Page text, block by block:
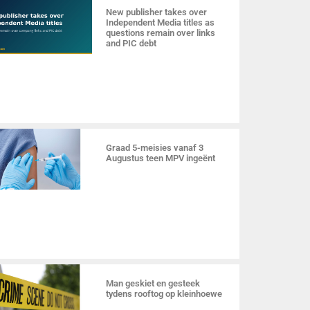
New publisher takes over
Independent Media titles as
questions remain over links
and PIC debt
Graad 5-meisies vanaf 3
Augustus teen MPV ingeënt
Man geskiet en gesteek
tydens rooftog op kleinhoewe